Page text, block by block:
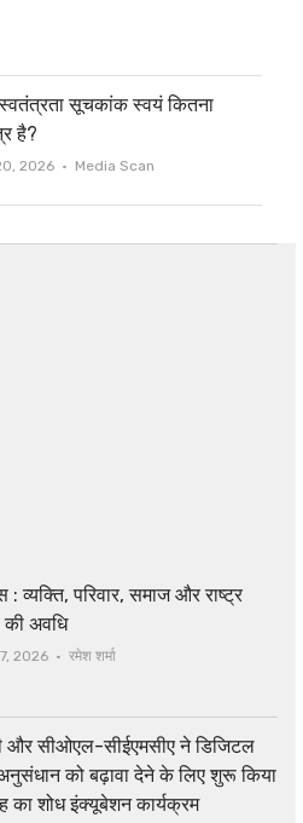
सूचकांक स्वयं कितना
है?
2026 Author
Media Scan
: व्यक्ति, परिवार, समाज और राष्ट्र
की अवधि
2026 Author
रमेश शर्मा
और सीओएल-सीईएमसीए ने डिजिटल
अनुसंधान को बढ़ावा देने के लिए शुरू किया
का शोध इंक्यूबेशन कार्यक्रम